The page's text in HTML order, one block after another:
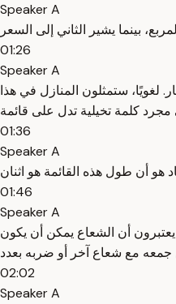
Speaker A
01:26
Speaker A
لغويًا، ستمثلون المنازل في هذا
01:36
Speaker A
01:46
Speaker A
أن الشعاع يمكن أن يكون
02:02
Speaker A